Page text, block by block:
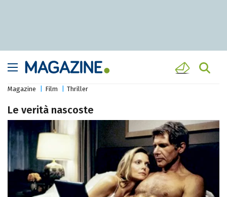
Magazine Film Thriller
Le verità nascoste